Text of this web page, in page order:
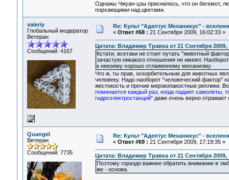
Однажы Чжуан-цзы приснилось, что он бегемот,
порхающими над цветами.
valeriy
Глобальный модератор
Ветеран
Сообщений: 4167
Re: Культ "Адептус Механикус" -
« Ответ #68 : 21 Сентября 2009, 16:02:33 »
Цитата: Владимир Травка от 21 Сентября 2009,
Кстати, всетаки не стоит путать "животный
зачастую никакого отношения не имеют.
к некоему хорошо отлаженному механизму
Что ж, ты прав, оскорбительным для животных
человеку. Надо наоборот "человеческий фактор"
жестокость и прочие мерзкопакостные реплики.
поминается каждый раз, когда падают самолеты,
гидроэлектростанций" даже очень верно отражает
Quangel
Ветеран
Сообщений: 7735
Re: Культ "Адептус Механикус" -
« Ответ #69 : 21 Сентября 2009, 17:19:35 »
Цитата: Владимир Травка от 21 Сентября 2009,
Поэтому гораздо важнее обратить внимание в
же - основа.